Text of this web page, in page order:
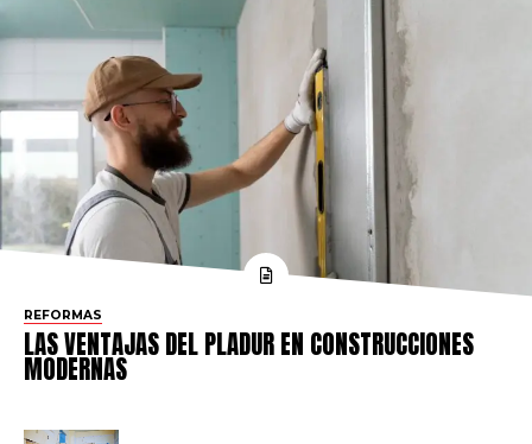
REFORMAS
LAS VENTAJAS DEL PLADUR EN CONSTRUCCIONES
MODERNAS